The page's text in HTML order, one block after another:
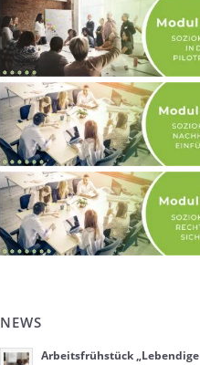
NEWS
Arbeitsfrühstück „Lebendige